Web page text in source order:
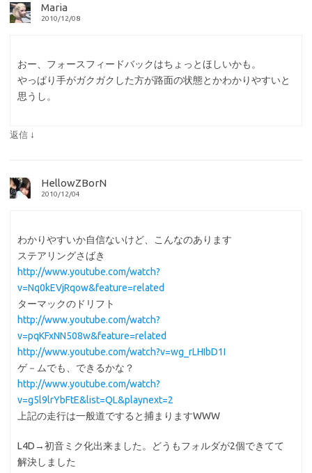
Maria
2010/12/08
おー、フォースフィードバックはちょっとほしいかも。
やっぱり手がガクガクした方が路面の状態とかわかりやすいと
思うし。
返信 ↓
HellowZBorN
2010/12/04
わかりやすいか自信ないけど、こんなのあります
ステアリングさばき
http://www.youtube.com/watch?
v=Nq0kEVjRqow&feature=related
ターマックのドリフト
http://www.youtube.com/watch?
v=pqKFxNN508w&feature=related
http://www.youtube.com/watch?v=wg_rLHIbD1I
ゲ－ムでも、できるかな？
http://www.youtube.com/watch?
v=g5l9lrYbFtE&list=QL&playnext=2
上記の走行は一般道ですると捕まりますWWW
L4D→初音ミク化出来ました。どうもフォルダが2個できてて
解決しました